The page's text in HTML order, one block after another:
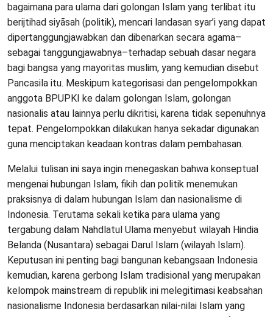
bagaimana para ulama dari golongan Islam yang terlibat itu
berijtihad siyãsah (politik), mencari landasan syar’i yang dapat
dipertanggungjawabkan dan dibenarkan secara agama–
sebagai tanggungjawabnya–terhadap sebuah dasar negara
bagi bangsa yang mayoritas muslim, yang kemudian disebut
Pancasila itu. Meskipum kategorisasi dan pengelompokkan
anggota BPUPKI ke dalam golongan Islam, golongan
nasionalis atau lainnya perlu dikritisi, karena tidak sepenuhnya
tepat. Pengelompokkan dilakukan hanya sekadar digunakan
guna menciptakan keadaan kontras dalam pembahasan.
Melalui tulisan ini saya ingin menegaskan bahwa konseptual
mengenai hubungan Islam, fikih dan politik menemukan
praksisnya di dalam hubungan Islam dan nasionalisme di
Indonesia. Terutama sekali ketika para ulama yang
tergabung dalam Nahdlatul Ulama menyebut wilayah Hindia
Belanda (Nusantara) sebagai Darul Islam (wilayah Islam).
Keputusan ini penting bagi bangunan kebangsaan Indonesia
kemudian, karena gerbong Islam tradisional yang merupakan
kelompok mainstream di republik ini melegitimasi keabsahan
nasionalisme Indonesia berdasarkan nilai-nilai Islam yang